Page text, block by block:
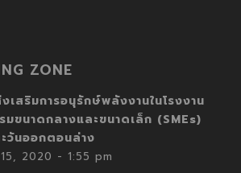
ZONE
เสริมการอนุรักษ์พลังงานในโรงงาน
มขนาดกลางและขนาดเล็ก (SMEs)
วันออกตอนล่าง
2020 - 1:55 pm